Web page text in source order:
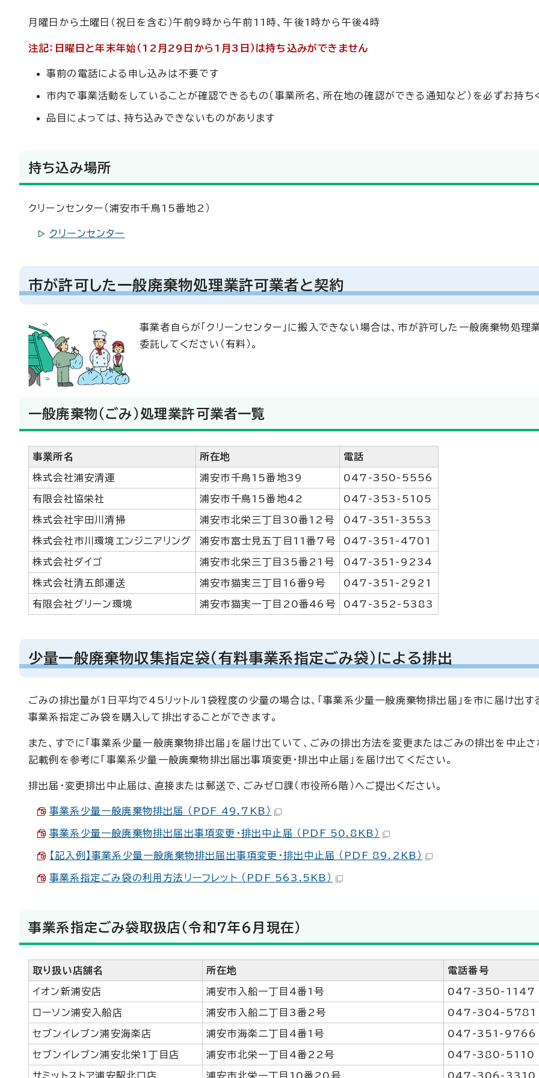
月曜日から土曜日（祝日を含む）午前9時から午前11時、午後1時から午後4時
注記：日曜日と年末年始（12月29日から1月3日）は持ち込みができません
事前の電話による申し込みは不要です
市内で事業活動をしていることが確認できるもの（事業所名、所在地の確認ができる通知など）を必ずお持ち
品目によっては、持ち込みできないものがあります
持ち込み場所
クリーンセンター（浦安市千鳥15番地2）
クリーンセンター
市が許可した一般廃棄物処理業許可業者と契約
事業者自らが「クリーンセンター」に搬入できない場合は、市が許可した一般廃棄物処理
委託してください（有料）。
一般廃棄物（ごみ）処理業許可業者一覧
事業所名 所在地 電話
株式会社浦安清運 浦安市千鳥15番地39 047-350-5556
有限会社協栄社 浦安市千鳥15番地42 047-353-5105
株式会社宇田川清掃 浦安市北栄三丁目30番12号 047-351-3553
株式会社市川環境エンジニアリング 浦安市富士見五丁目11番7号 047-351-4701
株式会社ダイゴ 浦安市北栄三丁目35番21号 047-351-9234
株式会社清五郎運送 浦安市猫実三丁目16番9号 047-351-2921
有限会社グリーン環境 浦安市猫実一丁目20番46号 047-352-5383
少量一般廃棄物収集指定袋（有料事業系指定ごみ袋）による排出
ごみの排出量が1日平均で45リットル1袋程度の少量の場合は、「事業系少量一般廃棄物排出届」を市に届け出す
事業系指定ごみ袋を購入して排出することができます。
また、すでに「事業系少量一般廃棄物排出届」を届け出ていて、ごみの排出方法を変更またはごみの排出を中止
記載例を参考に「事業系少量一般廃棄物排出届出事項変更・排出中止届」を届け出てください。
排出届・変更排出中止届は、直接または郵送で、ごみゼロ課（市役所6階）へご提出ください。
事業系少量一般廃棄物排出届 （PDF 49.7KB）
事業系少量一般廃棄物排出届出事項変更・排出中止届 （PDF 50.8KB）
【記入例】事業系少量一般廃棄物排出届出事項変更・排出中止届 （PDF 89.2KB）
事業系指定ごみ袋の利用方法リーフレット （PDF 563.5KB）
事業系指定ごみ袋取扱店（令和7年6月現在）
取り扱い店舗名 所在地 電話番号
イオン新浦安店 浦安市入船一丁目4番1号 047-350-1147
ローソン浦安入船店 浦安市入船二丁目3番2号 047-304-5781
セブンイレブン浦安海楽店 浦安市海楽二丁目4番1号 047-351-9766
セブンイレブン浦安北栄1丁目店 浦安市北栄一丁目4番22号 047-380-5110
サミットストア浦安駅北口店 浦安市北栄一丁目10番20号 047-306-3310